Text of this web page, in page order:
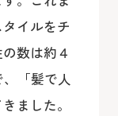
イルをチ
数は約４
「髪で人
ました。